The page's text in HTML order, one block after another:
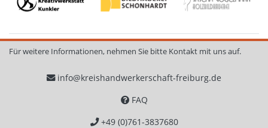
Für weitere Informationen, nehmen Sie bitte Kontakt mit uns auf.
info@kreishandwerkerschaft-freiburg.de
FAQ
+49 (0)761-3837680